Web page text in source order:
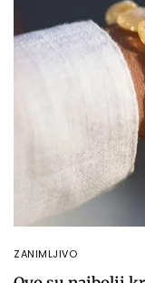
ZANIMLJIVO